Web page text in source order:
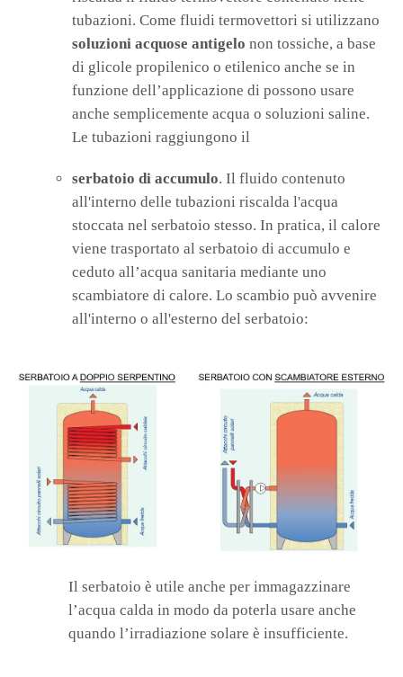
tubazioni. Come fluidi termovettori si utilizzano
soluzioni acquose antigelo non tossiche, a base
di glicole propilenico o etilenico anche se in
funzione dell’applicazione di possono usare
anche semplicemente acqua o soluzioni saline.
Le tubazioni raggiungono il
serbatoio di accumulo. Il fluido contenuto
all'interno delle tubazioni riscalda l'acqua
stoccata nel serbatoio stesso. In pratica, il calore
viene trasportato al serbatoio di accumulo e
ceduto all’acqua sanitaria mediante uno
scambiatore di calore. Lo scambio può avvenire
all'interno o all'esterno del serbatoio:
Il serbatoio è utile anche per immagazzinare
l’acqua calda in modo da poterla usare anche
quando l’irradiazione solare è insufficiente.